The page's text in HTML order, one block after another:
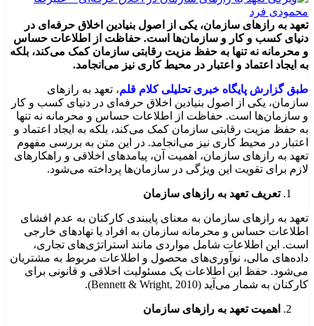
تعهد به رازهای سازمان، یکی از اصول بنیادین اخلاق حرفه‌ای در
دنیای کسب و کار و سازمان‌ها است. حفاظت از اطلاعات حساس
و محرمانه نه تنها به حفظ مزیت رقابتی سازمان کمک می‌کند، بلکه
به ایجاد اعتماد و اعتبار در محیط کاری نیز می‌انجامد.
طبق گزارش پایگاه خبری تحلیلی کلام قلم، تعهد به رازهای
سازمان، یکی از اصول بنیادین اخلاق حرفه‌ای در دنیای کسب و کار
و سازمان‌ها است. حفاظت از اطلاعات حساس و محرمانه نه تنها
به حفظ مزیت رقابتی سازمان کمک می‌کند، بلکه به ایجاد اعتماد و
اعتبار در محیط کاری نیز می‌انجامد. در این متن به بررسی مفهوم
تعهد به رازهای سازمان، اهمیت آن، پیامدهای اخلاقی و راهکارهای
لازم برای تقویت این ویژگی در سازمان‌ها پرداخته می‌شود.
تعریف تعهد به رازهای سازمان
تعهد به رازهای سازمان به معنای پایبندی کارکنان به عدم افشای
اطلاعات حساس و محرمانه سازمان به افراد یا نهادهای خارجی
است. این اطلاعات شامل مواردی مانند استراتژی‌های تجاری،
داده‌های مالی، نوآوری‌های محصول و اطلاعات مربوط به مشتریان
می‌شود. حفظ این اطلاعات یک مسئولیت اخلاقی و قانونی برای
کارکنان به شمار می‌آید (Bennett & Wright, 2010).
اهمیت تعهد به رازهای سازمان